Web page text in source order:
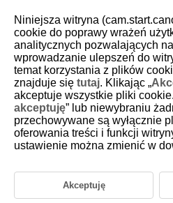
D180-098
Odwrócone wyświetlanie
Podczas fotografowania z ekranem
kierunku przodu aparatu) można
Wybierz [ :Odwróć
Niniejsza witryna
cookie do poprawy wrażeń
analitycznych pozwalających
wprowadzanie ulepszeń do
temat korzystania z plików
znajduje się tutaj. Klikając „
akceptuje wszystkie pliki
akceptuję” lub niewybraniu
przechowywane są wyłącznie
oferowania treści i funkcji
ustawienie można zmienić w
Akceptuję